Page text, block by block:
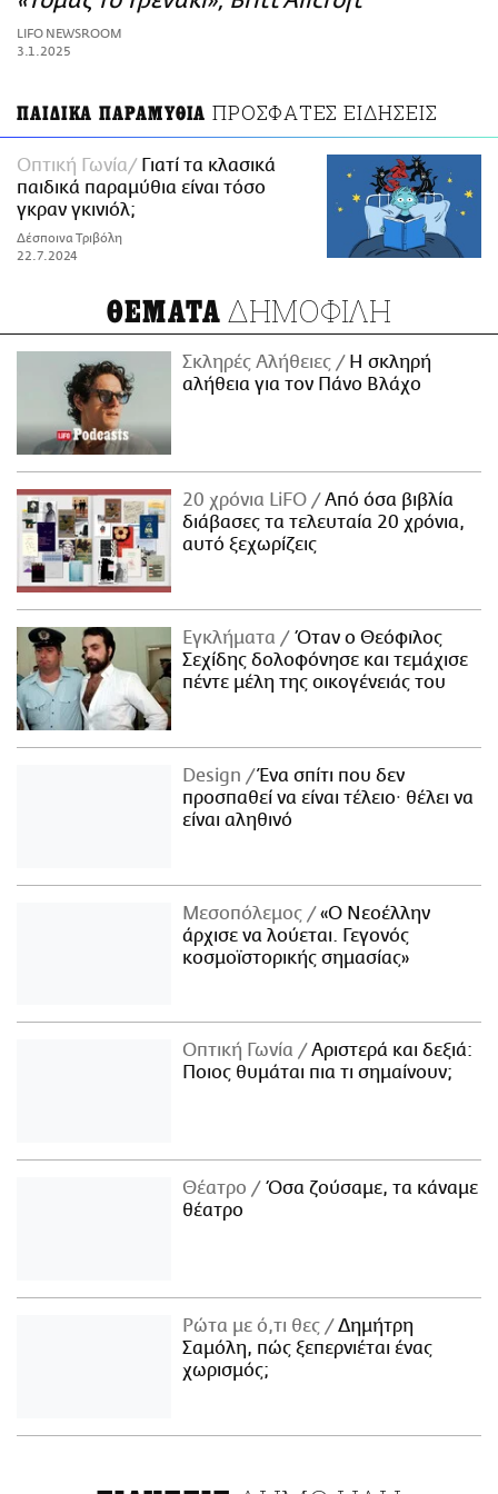
ΑΜΠΑ
PRINT
LIFO NEWSROOM
3.1.2025
ΠΑΙΔΙΚΑ ΠΑΡΑΜΥΘΙΑ ΠΡΟΣΦΑΤΕΣ ΕΙΔΗΣΕΙΣ
Οπτική Γωνία
Γιατί τα κλασικά
παιδικά παραμύθια είναι τόσο
γκραν γκινιόλ;
Δέσποινα Τριβόλη
22.7.2024
ΘΕΜΑΤΑ ΔΗΜΟΦΙΛΗ
Σκληρές Αλήθειες
H σκληρή
αλήθεια για τον Πάνο Βλάχο
20 χρόνια LiFO
Από όσα βιβλία
διάβασες τα τελευταία 20 χρόνια,
αυτό ξεχωρίζεις
Εγκλήματα
Όταν ο Θεόφιλος
Σεχίδης δολοφόνησε και τεμάχισε
πέντε μέλη της οικογένειάς του
Design
Ένα σπίτι που δεν
προσπαθεί να είναι τέλειο· θέλει να
είναι αληθινό
Μεσοπόλεμος
«Ο Νεοέλλην
άρχισε να λούεται. Γεγονός
κοσμοϊστορικής σημασίας»
Οπτική Γωνία
Αριστερά και δεξιά:
Ποιος θυμάται πια τι σημαίνουν;
Θέατρο
Όσα ζούσαμε, τα κάναμε
θέατρο
Ρώτα με ό,τι θες
Δημήτρη
Σαμόλη, πώς ξεπερνιέται ένας
χωρισμός;